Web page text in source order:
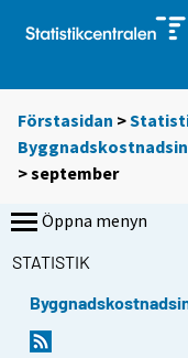
Förstasidan >
>september
Öppna menyn
STATISTIK